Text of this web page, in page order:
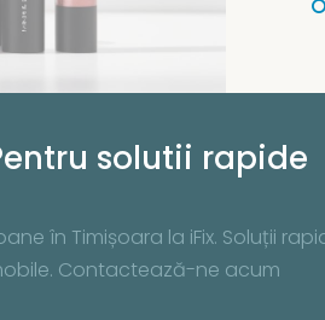
solutii rapide
în Timișoara la iFix. Soluții
Contactează-ne acum